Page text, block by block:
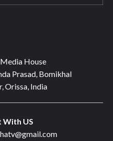
House
Prasad, Bomikhal
Orissa, India
With US